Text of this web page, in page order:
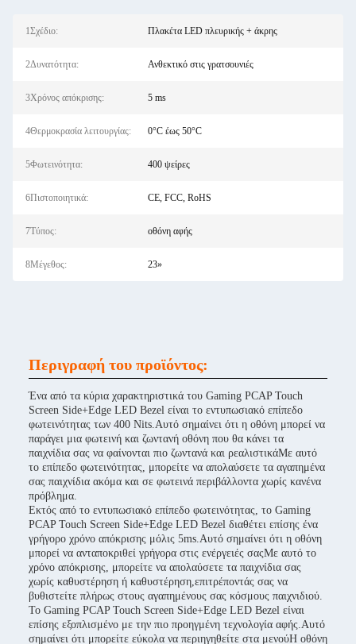
1Σχέδιο: Πλακέτα LED πλευρικής + άκρης
2Δυνατότητα: Ανθεκτικό στις γρατσουνιές
3Χρόνος απόκρισης: 5 ms
4Θερμοκρασία λειτουργίας: 0°C έως 50°C
5Φωτεινότητα: 400 ψείρες
6Πιστοποιητικά: CE, FCC, RoHS
7Τύπος: οθόνη αφής
8Μέγεθος: 23»
Περιγραφή του προϊόντος:
Ένα από τα κύρια χαρακτηριστικά του Gaming PCAP Touch
Screen Side+Edge LED Bezel είναι το εντυπωσιακό επίπεδο
φωτεινότητας των 400 Nits.Αυτό σημαίνει ότι η οθόνη μπορεί να
παράγει μια φωτεινή και ζωντανή οθόνη που θα κάνει τα
παιχνίδια σας να φαίνονται πιο ζωντανά και ρεαλιστικάΜε αυτό
το επίπεδο φωτεινότητας, μπορείτε να απολαύσετε τα αγαπημένα
σας παιχνίδια ακόμα και σε φωτεινά περιβάλλοντα χωρίς κανένα
πρόβλημα.
Εκτός από το εντυπωσιακό επίπεδο φωτεινότητας, το Gaming
PCAP Touch Screen Side+Edge LED Bezel διαθέτει επίσης ένα
γρήγορο χρόνο απόκρισης μόλις 5ms.Αυτό σημαίνει ότι η οθόνη
μπορεί να ανταποκριθεί γρήγορα στις ενέργειές σαςΜε αυτό το
χρόνο απόκρισης, μπορείτε να απολαύσετε τα παιχνίδια σας
χωρίς καθυστέρηση ή καθυστέρηση,επιτρέποντάς σας να
βυθιστείτε πλήρως στους αγαπημένους σας κόσμους παιχνιδιού.
Το Gaming PCAP Touch Screen Side+Edge LED Bezel είναι
επίσης εξοπλισμένο με την πιο προηγμένη τεχνολογία αφής.Αυτό
σημαίνει ότι μπορείτε εύκολα να περιηγηθείτε στα μενούΗ οθόνη